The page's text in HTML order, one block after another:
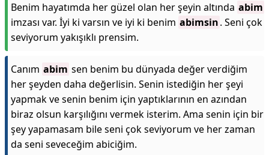
Benim hayatımda her güzel olan her şeyin altında abim
imzası var. İyi ki varsın ve iyi ki benim abimsin. Seni çok
seviyorum yakışıklı prensim.
Canım abim sen benim bu dünyada değer verdiğim
her şeyden daha değerlisin. Senin istediğin her şeyi
yapmak ve senin benim için yaptıklarının en azından
biraz olsun karşılığını vermek isterim. Ama senin için bir
şey yapamasam bile seni çok seviyorum ve her zaman
da seni seveceğim abiciğim.